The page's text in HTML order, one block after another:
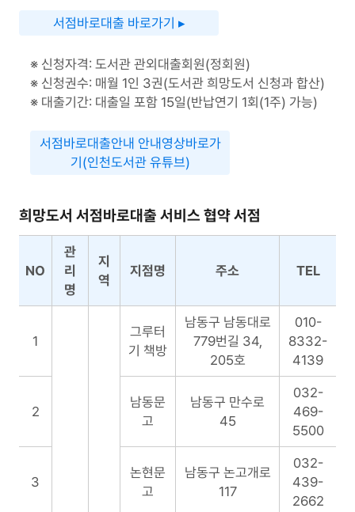
서점바로대출 바로가기 ▸
신청자격: 도서관 관외대출회원(정회원)
신청권수: 매월 1인 3권(도서관 희망도서 신청과 합산)
대출기간: 대출일 포함 15일(반납연기 1회(1주) 가능)
서점바로대출안내 안내영상바로가
기(인천도서관 유튜브)
희망도서 서점바로대출 서비스 협약 서점
망
서
로
NO
관
리
명
지
역
지점명 주소 TEL
1
그루터
기 책방
남동구 남동대로
779번길 34,
205호
010-
8332-
4139
2
남동문
고
남동구 만수로
45
032-
469-
5500
3
논현문
고
남동구 논고개로
117
032-
439-
2662